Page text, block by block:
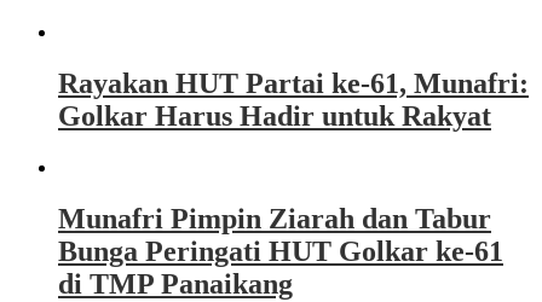
Rayakan HUT Partai ke-61, Munafri:
Golkar Harus Hadir untuk Rakyat
Munafri Pimpin Ziarah dan Tabur
Bunga Peringati HUT Golkar ke-61
di TMP Panaikang